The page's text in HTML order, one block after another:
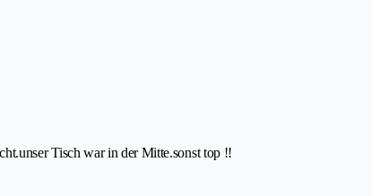
Tisch war in der Mitte.sonst top !!